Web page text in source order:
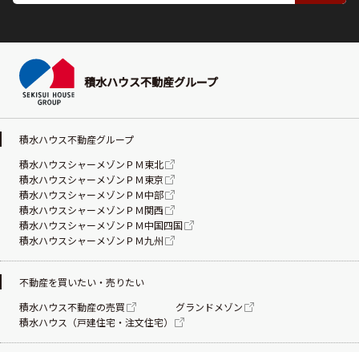
積水ハウス不動産グループ
積水ハウス不動産グループ
積水ハウスシャーメゾンＰＭ東北
積水ハウスシャーメゾンＰＭ東京
積水ハウスシャーメゾンＰＭ中部
積水ハウスシャーメゾンＰＭ関西
積水ハウスシャーメゾンＰＭ中国四国
積水ハウスシャーメゾンＰＭ九州
不動産を買いたい・売りたい
積水ハウス不動産の売買
グランドメゾン
積水ハウス（戸建住宅・注文住宅）